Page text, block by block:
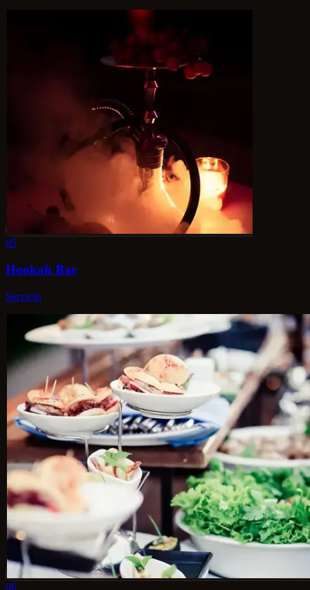
05
Hookah Bar
Serviciu
06